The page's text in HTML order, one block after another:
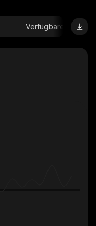
Verfügbare Menge